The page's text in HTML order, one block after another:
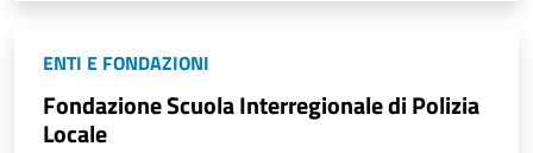
ENTI E FONDAZIONI
Fondazione Scuola Interregionale di Polizia
Locale